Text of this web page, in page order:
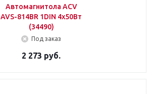
Автомагнитола ACV
AVS-814BR 1DIN 4x50Вт
(34490)
Под заказ
2 273 руб.